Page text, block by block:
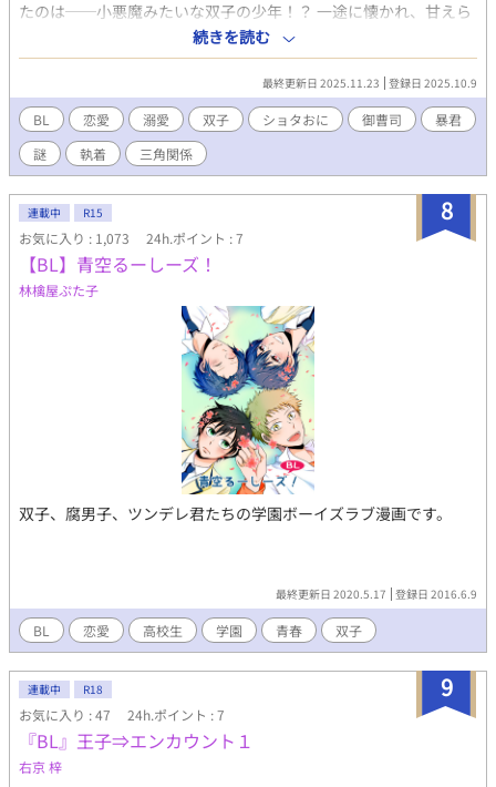
たのは──小悪魔みたいな双子の少年！？ 一途に懐かれ、甘えら
れ、時に翻弄され……気づけば独占欲が止まらない。 「俺の側か
ら逃げられると思うな」 危険な支配か、とろける溺愛か。 御曹司
と双子が織りなす、甘くて危ういラブストーリー。
続きを読む
最終更新日 2025.11.23 登録日 2025.10.9
BL 恋愛 溺愛 双子 ショタおに 御曹司
暴君
謎
執着 三角関係
8
連載中 R15
お気に入り : 1,073 24h.ポイント : 7
【BL】青空るーしーズ！
林檎屋ぷた子
双子、腐男子、ツンデレ君たちの学園ボーイズラブ漫画です。
最終更新日 2020.5.17 登録日 2016.6.9
BL 恋愛 高校生 学園 青春 双子
9
連載中 R18
お気に入り : 47 24h.ポイント : 7
『BL』王子⇒エンカウント１
右京 梓